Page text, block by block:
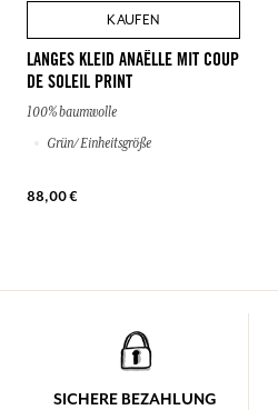
KAUFEN
LANGES KLEID ANAËLLE MIT COUP
DE SOLEIL PRINT
100% baumwolle
Grün/ Einheitsgröße
88,00 €
SICHERE BEZAHLUNG